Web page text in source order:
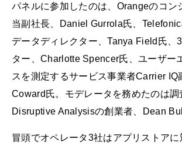
パネルに参加したのは、Orangeのコン
当副社長、Daniel Gurrola氏、
データディレクター、Tanya Field氏、
ター、Charlotte Spencer氏、ユーザー
スを測定するサービス事業者Carrier IQ
Coward氏。モデレータを務めたのは調
Disruptive Analysisの創業者、Dean
冒頭でオペレータ3社はアプリストア